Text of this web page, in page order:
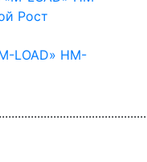
LOAD» НМ-